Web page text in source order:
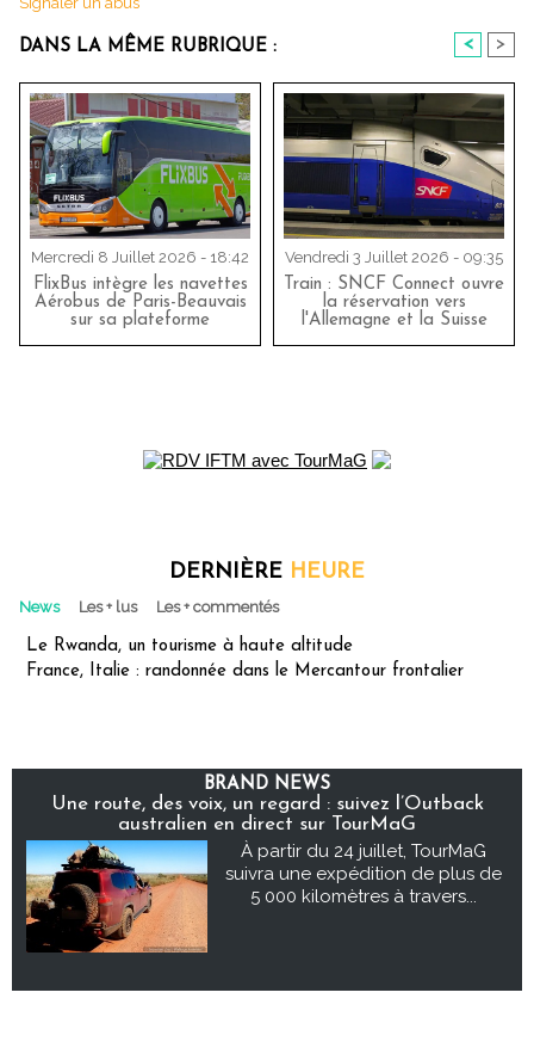
DANS LA MÊME RUBRIQUE : < >
Mercredi 8 Juillet 2026 - 18:42
FlixBus intègre les navettes
Aérobus de Paris-Beauvais
sur sa plateforme
Vendredi 3 Juillet 2026 - 09:35
Train : SNCF Connect ouvre
la réservation vers
l'Allemagne et la Suisse
DERNIÈRE HEURE
News Les + lus Les + commentés
Le Rwanda, un tourisme à haute altitude
France, Italie : randonnée dans le Mercantour frontalier
BRAND NEWS
Une route, des voix, un regard : suivez l’Outback
australien en direct sur TourMaG
À partir du 24 juillet, TourMaG
suivra une expédition de plus de
5 000 kilomètres à travers...